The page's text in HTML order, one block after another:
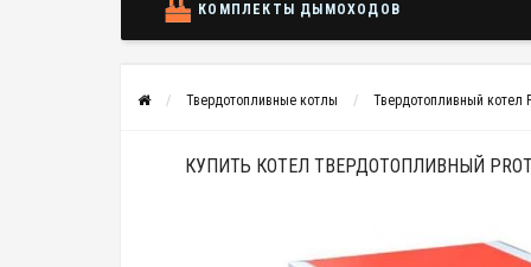
КОМПЛЕКТЫ ДЫМОХОДОВ
Твердотопливные котлы Твердотопливный котел
КУПИТЬ КОТЕЛ ТВЕРДОТОПЛИВНЫЙ